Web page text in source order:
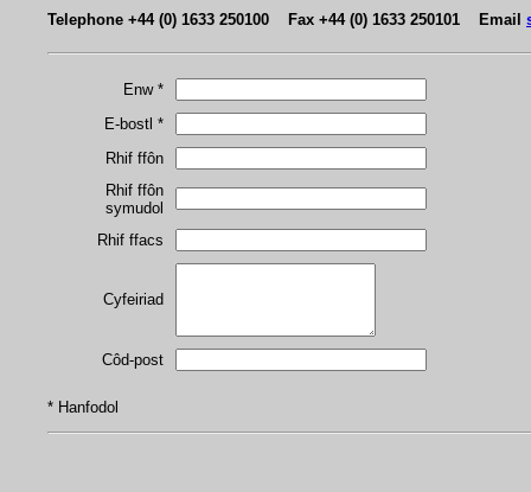
Telephone +44 (0) 1633 250100 Fax +44 (0) 1633 250101 Email
Enw *
E-bostl *
Rhif ffôn
Rhif ffôn
symudol
Rhif ffacs
Cyfeiriad
Côd-post
* Hanfodol